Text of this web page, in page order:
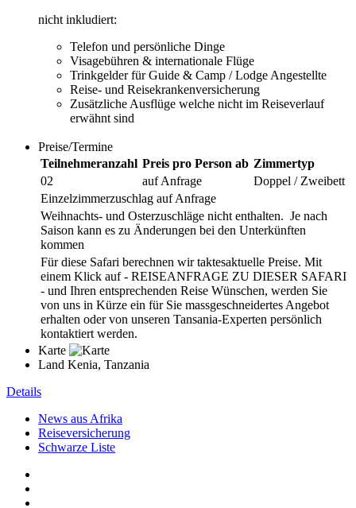
nicht inkludiert:
Telefon und persönliche Dinge
Visagebühren & internationale Flüge
Trinkgelder für Guide & Camp / Lodge Angestellte
Reise- und Reisekrankenversicherung
Zusätzliche Ausflüge welche nicht im Reiseverlauf
erwähnt sind
Preise/Termine
Teilnehmeranzahl Preis pro Person ab Zimmertyp
02
auf Anfrage
Doppel / Zweibett
Einzelzimmerzuschlag auf Anfrage
Weihnachts- und Osterzuschläge nicht enthalten. Je nach
Saison kann es zu Änderungen bei den Unterkünften
kommen
Für diese Safari berechnen wir taktesaktuelle Preise. Mit
einem Klick auf - REISEANFRAGE ZU DIESER SAFARI
- und Ihren entsprechenden Reise Wünschen, werden Sie
von uns in Kürze ein für Sie massgeschneidertes Angebot
erhalten oder von unseren Tansania-Experten persönlich
kontaktiert werden.
Karte
Land Kenia, Tanzania
Details
News aus Afrika
Reiseversicherung
Schwarze Liste